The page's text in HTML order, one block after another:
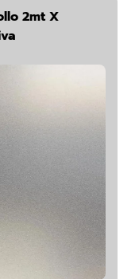
2mt X